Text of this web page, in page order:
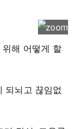
위해 어떻게 할
되뇌고 끊임없